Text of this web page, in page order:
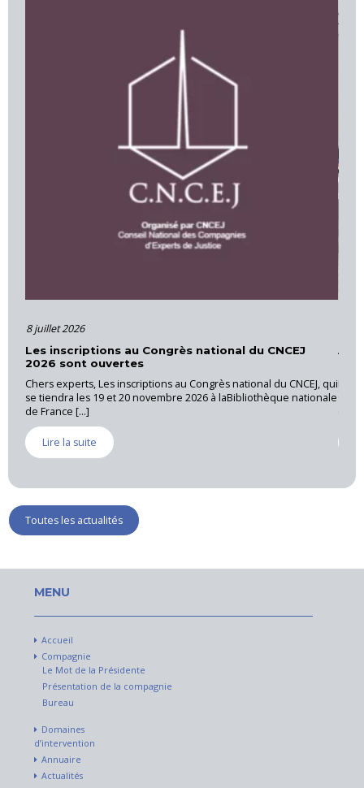
qui
nationale
16 juin 2026
Actions et formations – Cour d’Appel d’Aix-en-
Provence
La CNEJI a organisé le 28 mai 2026, une réunion régionale au
Cannet des Maures, sous la coordination de Luc RICHAUD,
expert près [...]
Lire la suite
Toutes les actualités
MENU
Accueil
Compagnie
Le Mot de la Présidente
Présentation de la compagnie
Bureau
Domaines
d’intervention
Annuaire
Actualités